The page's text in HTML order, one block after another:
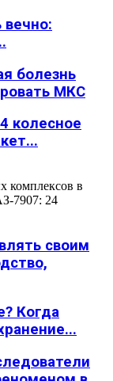
болезнь
МКС
колесное
комплексов в
7907: 24
своим
Когда